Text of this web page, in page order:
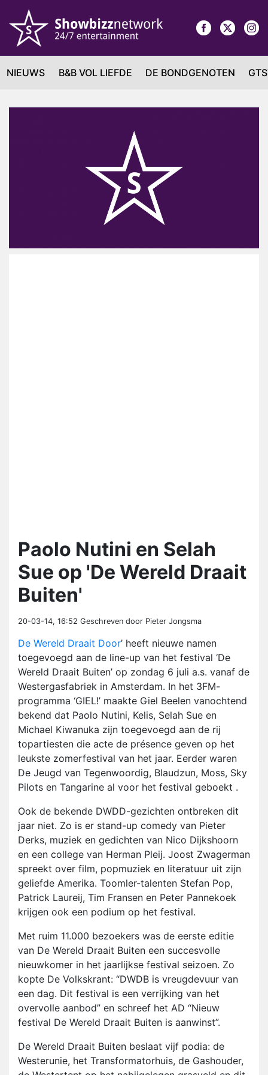
NIEUWS B&B VOL LIEFDE DE BONDGENOTEN
Paolo Nutini en Selah
Sue op 'De Wereld Draait
Buiten'
20-03-14, 16:52 Geschreven door Pieter Jongsma
De Wereld Draait Door’ heeft nieuwe namen
toegevoegd aan de line-up van het festival ‘De
Wereld Draait Buiten’ op zondag 6 juli a.s. vanaf de
Westergasfabriek in Amsterdam. In het 3FM-
programma ‘GIEL!’ maakte Giel Beelen vanochtend
bekend dat Paolo Nutini, Kelis, Selah Sue en
Michael Kiwanuka zijn toegevoegd aan de rij
topartiesten die acte de présence geven op het
leukste zomerfestival van het jaar. Eerder waren
De Jeugd van Tegenwoordig, Blaudzun, Moss, Sky
Pilots en Tangarine al voor het festival geboekt .
Ook de bekende DWDD-gezichten ontbreken dit
jaar niet. Zo is er stand-up comedy van Pieter
Derks, muziek en gedichten van Nico Dijkshoorn
en een college van Herman Pleij. Joost Zwagerman
spreekt over film, popmuziek en literatuur uit zijn
geliefde Amerika. Toomler-talenten Stefan Pop,
Patrick Laureij, Tim Fransen en Peter Pannekoek
krijgen ook een podium op het festival.
Met ruim 11.000 bezoekers was de eerste editie
van De Wereld Draait Buiten een succesvolle
nieuwkomer in het jaarlijkse festival seizoen. Zo
kopte De Volkskrant: “DWDB is vreugdevuur van
een dag. Dit festival is een verrijking van het
overvolle aanbod” en schreef het AD “Nieuw
festival De Wereld Draait Buiten is aanwinst”.
De Wereld Draait Buiten beslaat vijf podia: de
Westerunie, het Transformatorhuis, de Gashouder,